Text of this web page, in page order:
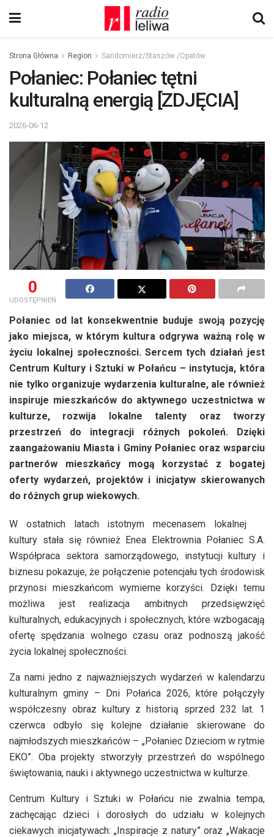
Strona Główna Region Sandomierz/Staszów /Opatów
Połaniec: Połaniec tętni
kulturalną energią [ZDJĘCIA]
2026-06-12
0
UDOSTĘPNIEŃ
Połaniec od lat konsekwentnie buduje swoją pozycję
jako miejsca, w którym kultura odgrywa ważną rolę w
życiu lokalnej społeczności. Sercem tych działań jest
Centrum Kultury i Sztuki w Połańcu – instytucja, która
nie tylko organizuje wydarzenia kulturalne, ale również
inspiruje mieszkańców do aktywnego uczestnictwa w
kulturze, rozwija lokalne talenty oraz tworzy
przestrzeń do integracji różnych pokoleń. Dzięki
zaangażowaniu Miasta i Gminy Połaniec oraz wsparciu
partnerów mieszkańcy mogą korzystać z bogatej
oferty wydarzeń, projektów i inicjatyw skierowanych
do różnych grup wiekowych.
W ostatnich latach istotnym mecenasem lokalnej
kultury stała się również Enea Elektrownia Połaniec S.A.
Współpraca sektora samorządowego, instytucji kultury i
biznesu pokazuje, że połączenie potencjału tych środowisk
przynosi mieszkańcom wymierne korzyści. Dzięki temu
możliwa jest realizacja ambitnych przedsięwzięć
kulturalnych, edukacyjnych i społecznych, które wzbogacają
ofertę spędzania wolnego czasu oraz podnoszą jakość
życia lokalnej społeczności.
Za nami jedno z najważniejszych wydarzeń w kalendarzu
kulturalnym gminy – Dni Połańca 2026, które połączyły
współczesny obraz kultury z historią sprzed 232 lat. 1
czerwca odbyło się kolejne działanie skierowane do
najmłodszych mieszkańców – „Połaniec Dzieciom w rytmie
EKO”. Oba projekty stworzyły przestrzeń do wspólnego
świętowania, nauki i aktywnego uczestnictwa w kulturze.
Centrum Kultury i Sztuki w Połańcu nie zwalnia tempa,
zachęcając dzieci i dorosłych do udziału w kolejnych
ciekawych inicjatywach: „Inspiracje z natury” oraz „Wakacje